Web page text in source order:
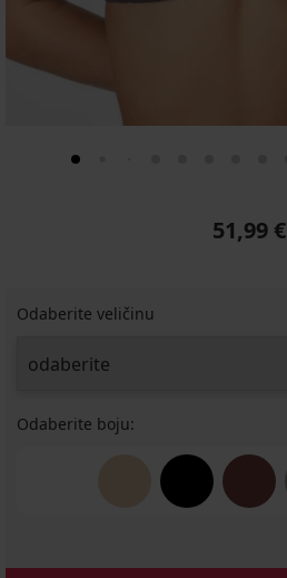
51,99 €
Odaberite veličinu
Odaberite boju: